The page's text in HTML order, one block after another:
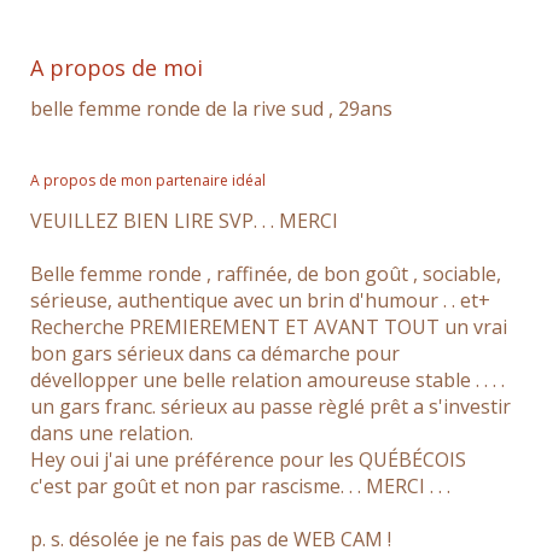
A propos de moi
belle femme ronde de la rive sud , 29ans
A propos de mon partenaire idéal
VEUILLEZ BIEN LIRE SVP. . . MERCI
Belle femme ronde , raffinée, de bon goût , sociable,
sérieuse, authentique avec un brin d'humour . . et+
Recherche PREMIEREMENT ET AVANT TOUT un vrai
bon gars sérieux dans ca démarche pour
dévellopper une belle relation amoureuse stable . . . .
un gars franc. sérieux au passe règlé prêt a s'investir
dans une relation.
Hey oui j'ai une préférence pour les QUÉBÉCOIS
c'est par goût et non par rascisme. . . MERCI . . .
p. s. désolée je ne fais pas de WEB CAM !